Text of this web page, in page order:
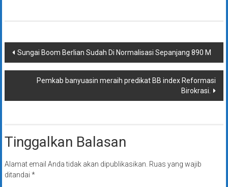
Navigasi
pos
Sungai Boom Berlian Sudah Di Normalisasi Sepanjang 890 M
Pemkab banyuasin meraih predikat BB index Reformasi
Birokrasi.
Tinggalkan Balasan
Alamat email Anda tidak akan dipublikasikan. Ruas yang wajib
ditandai *